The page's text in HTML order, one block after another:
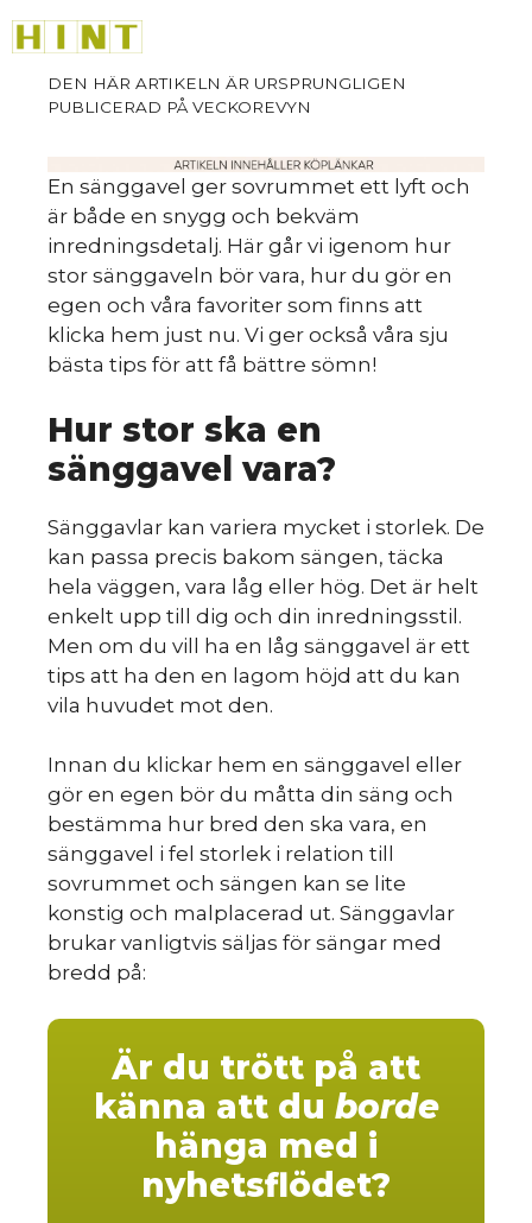
till
innehåll
En sänggavel ger sovrummet ett lyft och
är både en snygg och bekväm
inredningsdetalj. Här går vi igenom hur
stor sänggaveln bör vara, hur du gör en
egen och våra favoriter som finns att
klicka hem just nu. Vi ger också våra sju
bästa tips för att få bättre sömn!
Hur stor ska en
sänggavel vara?
Sänggavlar kan variera mycket i storlek. De
kan passa precis bakom sängen, täcka
hela väggen, vara låg eller hög. Det är helt
enkelt upp till dig och din inredningsstil.
Men om du vill ha en låg sänggavel är ett
tips att ha den en lagom höjd att du kan
vila huvudet mot den.
Innan du klickar hem en sänggavel eller
gör en egen bör du måtta din säng och
bestämma hur bred den ska vara, en
sänggavel i fel storlek i relation till
sovrummet och sängen kan se lite
konstig och malplacerad ut. Sänggavlar
brukar vanligtvis säljas för sängar med
bredd på:
Är du trött på att
känna att du borde
hänga med i
nyhetsflödet?